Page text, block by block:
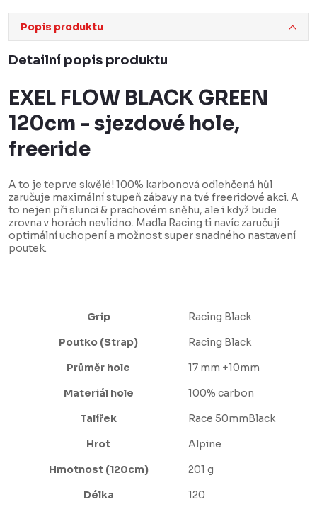
Popis produktu
Detailní popis produktu
EXEL FLOW BLACK GREEN
120cm - sjezdové hole,
freeride
A to je teprve skvělé! 100% karbonová odlehčená hůl
zaručuje maximální stupeň zábavy na tvé freeridové akci. A
to nejen při slunci & prachovém sněhu, ale i když bude
zrovna v horách nevlídno. Madla Racing ti navíc zaručují
optimální uchopení a možnost super snadného nastavení
poutek.
Grip
Racing Black
Poutko (Strap)
Racing Black
Průměr hole
17 mm +10mm
Materiál hole
100% carbon
Talířek
Race 50mmBlack
Hrot
Alpine
Hmotnost (120cm)
201 g
Délka
120